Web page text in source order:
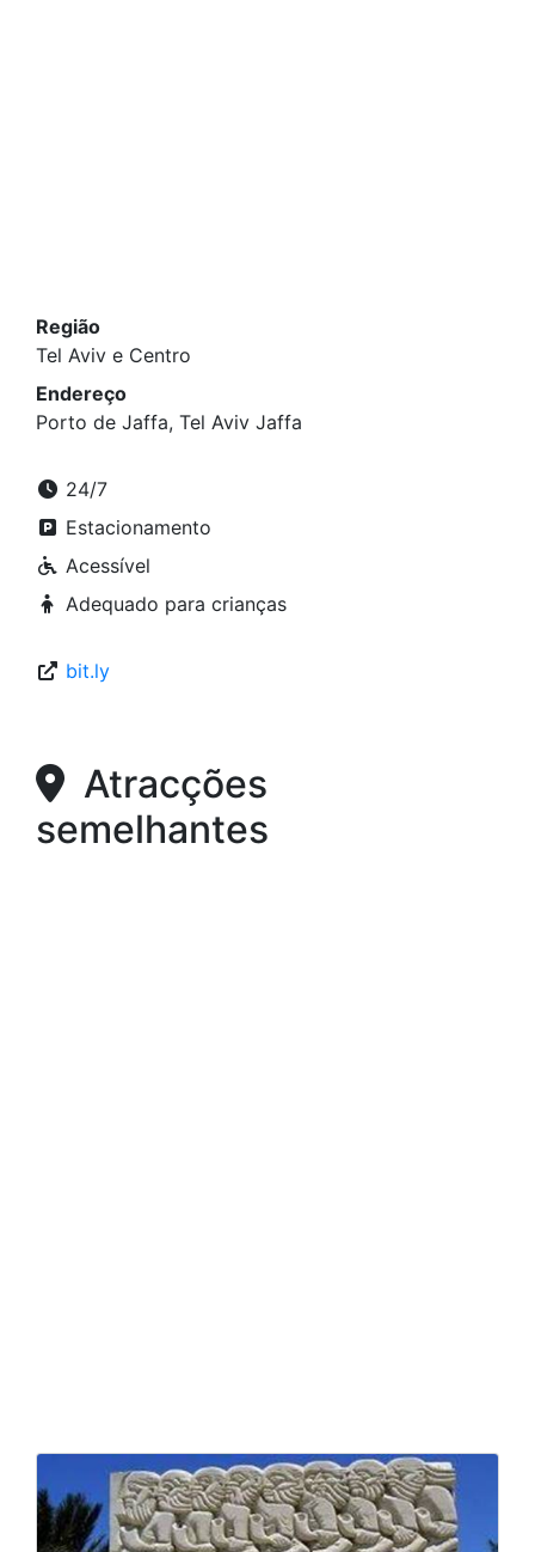
Região
Tel Aviv e Centro
Endereço
Porto de Jaffa, Tel Aviv Jaffa
24/7
Estacionamento
Acessível
Adequado para crianças
bit.ly
Atracções
semelhantes